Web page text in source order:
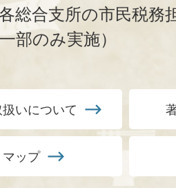
総合支所の市民税務
部のみ実施）
いについて
ップ